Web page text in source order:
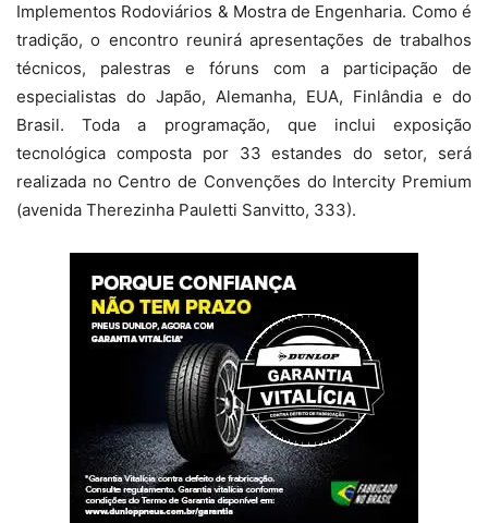
Implementos Rodoviários & Mostra de Engenharia. Como é
tradição, o encontro reunirá apresentações de trabalhos
técnicos, palestras e fóruns com a participação de
especialistas do Japão, Alemanha, EUA, Finlândia e do
Brasil. Toda a programação, que inclui exposição
tecnológica composta por 33 estandes do setor, será
realizada no Centro de Convenções do Intercity Premium
(avenida Therezinha Pauletti Sanvitto, 333).